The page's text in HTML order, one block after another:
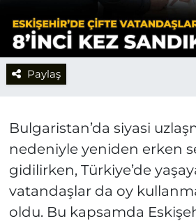
Paylaş
Bulgaristan’da siyasi
nedeniyle yeniden erken
gidilirken, Türkiye’de
vatandaşlar da oy
oldu. Bu kapsamda